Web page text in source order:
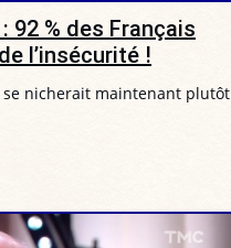
92 % des Français
l’insécurité !
se nicherait maintenant plutôt